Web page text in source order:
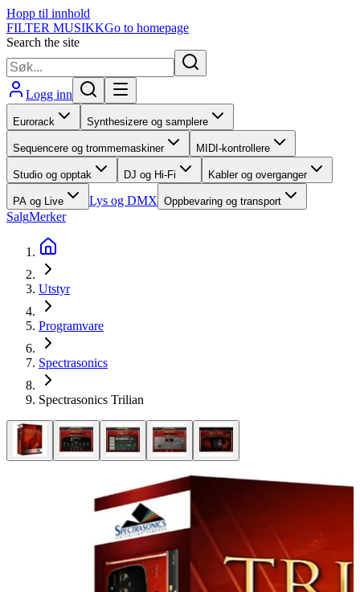
Hopp til innhold
FILTER MUSIKKGo to homepage
Search the site
Logg inn
Eurorack Synthesizere og samplere
Sequencere og trommemaskiner MIDI-kontrollere
Studio og opptak DJ og Hi-Fi Kabler og overganger
PA og Live Lys og DMX Oppbevaring og transport
SalgMerker
Utstyr
Programvare
Spectrasonics
Spectrasonics Trilian